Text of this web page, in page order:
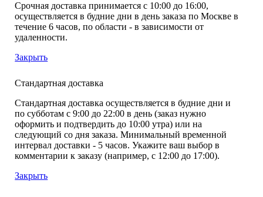
Срочная доставка принимается с 10:00 до 16:00,
осуществляется в будние дни в день заказа по Москве в
течение 6 часов, по области - в зависимости от
удаленности.
Закрыть
Стандартная доставка
Стандартная доставка осуществляется в будние дни и
по субботам с 9:00 до 22:00 в день (заказ нужно
оформить и подтвердить до 10:00 утра) или на
следующий со дня заказа. Минимальный временной
интервал доставки - 5 часов. Укажите ваш выбор в
комментарии к заказу (например, с 12:00 до 17:00).
Закрыть